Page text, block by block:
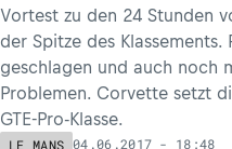
Vortest zu den 24 Stunden
der Spitze des Klassements.
geschlagen und auch noch
Problemen. Corvette setzt
GTE-Pro-Klasse.
LE MANS 04.06.2017 - 18:48